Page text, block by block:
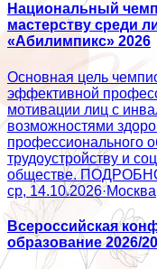
Национальный
мастерству среди
«Абилимпикс» 2026
Основная цель
эффективной
мотивации лиц с
возможностями
профессионального
трудоустройству и
обществе.
ср, 14.10.2026·Москва
Всероссийская
образование 2026/